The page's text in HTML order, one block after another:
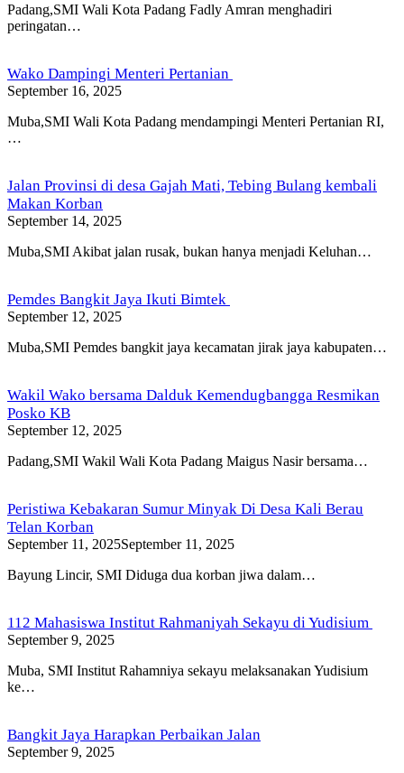
Padang,SMI Wali Kota Padang Fadly Amran menghadiri
peringatan…
Wako Dampingi Menteri Pertanian
September 16, 2025
Muba,SMI Wali Kota Padang mendampingi Menteri Pertanian RI,
…
Jalan Provinsi di desa Gajah Mati, Tebing Bulang kembali
Makan Korban
September 14, 2025
Muba,SMI Akibat jalan rusak, bukan hanya menjadi Keluhan…
Pemdes Bangkit Jaya Ikuti Bimtek
September 12, 2025
Muba,SMI Pemdes bangkit jaya kecamatan jirak jaya kabupaten…
Wakil Wako bersama Dalduk Kemendugbangga Resmikan
Posko KB
September 12, 2025
Padang,SMI Wakil Wali Kota Padang Maigus Nasir bersama…
Peristiwa Kebakaran Sumur Minyak Di Desa Kali Berau
Telan Korban
September 11, 2025September 11, 2025
Bayung Lincir, SMI Diduga dua korban jiwa dalam…
112 Mahasiswa Institut Rahmaniyah Sekayu di Yudisium
September 9, 2025
Muba, SMI Institut Rahamniya sekayu melaksanakan Yudisium
ke…
Bangkit Jaya Harapkan Perbaikan Jalan
September 9, 2025